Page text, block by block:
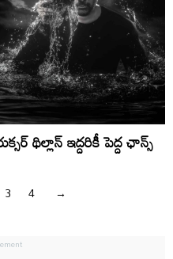
థిల్లాన్ ఇద్దరికీ పెద్ద ఛాన్స్
3 4 →